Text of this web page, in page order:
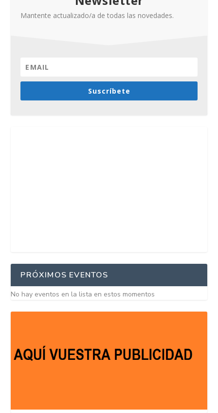
Mantente actualizado/a de todas las novedades.
Suscríbete
PRÓXIMOS EVENTOS
No hay eventos en la lista en estos momentos